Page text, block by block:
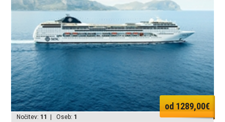
od 1289,00€
Nočitev: 11 | Oseb: 1